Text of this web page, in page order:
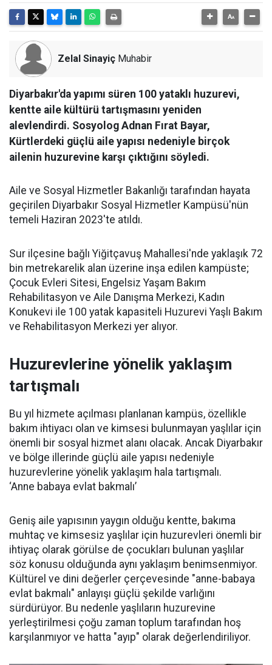
Zelal Sinayiç Muhabir
Diyarbakır'da yapımı süren 100 yataklı huzurevi,
kentte aile kültürü tartışmasını yeniden
alevlendirdi. Sosyolog Adnan Fırat Bayar,
Kürtlerdeki güçlü aile yapısı nedeniyle birçok
ailenin huzurevine karşı çıktığını söyledi.
Aile ve Sosyal Hizmetler Bakanlığı tarafından hayata
geçirilen Diyarbakır Sosyal Hizmetler Kampüsü'nün
temeli Haziran 2023'te atıldı.
Sur ilçesine bağlı Yiğitçavuş Mahallesi'nde yaklaşık 72
bin metrekarelik alan üzerine inşa edilen kampüste;
Çocuk Evleri Sitesi, Engelsiz Yaşam Bakım
Rehabilitasyon ve Aile Danışma Merkezi, Kadın
Konukevi ile 100 yatak kapasiteli Huzurevi Yaşlı Bakım
ve Rehabilitasyon Merkezi yer alıyor.
Huzurevlerine yönelik yaklaşım
tartışmalı
Bu yıl hizmete açılması planlanan kampüs, özellikle
bakım ihtiyacı olan ve kimsesi bulunmayan yaşlılar için
önemli bir sosyal hizmet alanı olacak. Ancak Diyarbakır
ve bölge illerinde güçlü aile yapısı nedeniyle
huzurevlerine yönelik yaklaşım hala tartışmalı.
‘Anne babaya evlat bakmalı’
Geniş aile yapısının yaygın olduğu kentte, bakıma
muhtaç ve kimsesiz yaşlılar için huzurevleri önemli bir
ihtiyaç olarak görülse de çocukları bulunan yaşlılar
söz konusu olduğunda aynı yaklaşım benimsenmiyor.
Kültürel ve dini değerler çerçevesinde "anne-babaya
evlat bakmalı" anlayışı güçlü şekilde varlığını
sürdürüyor. Bu nedenle yaşlıların huzurevine
yerleştirilmesi çoğu zaman toplum tarafından hoş
karşılanmıyor ve hatta "ayıp" olarak değerlendiriliyor.